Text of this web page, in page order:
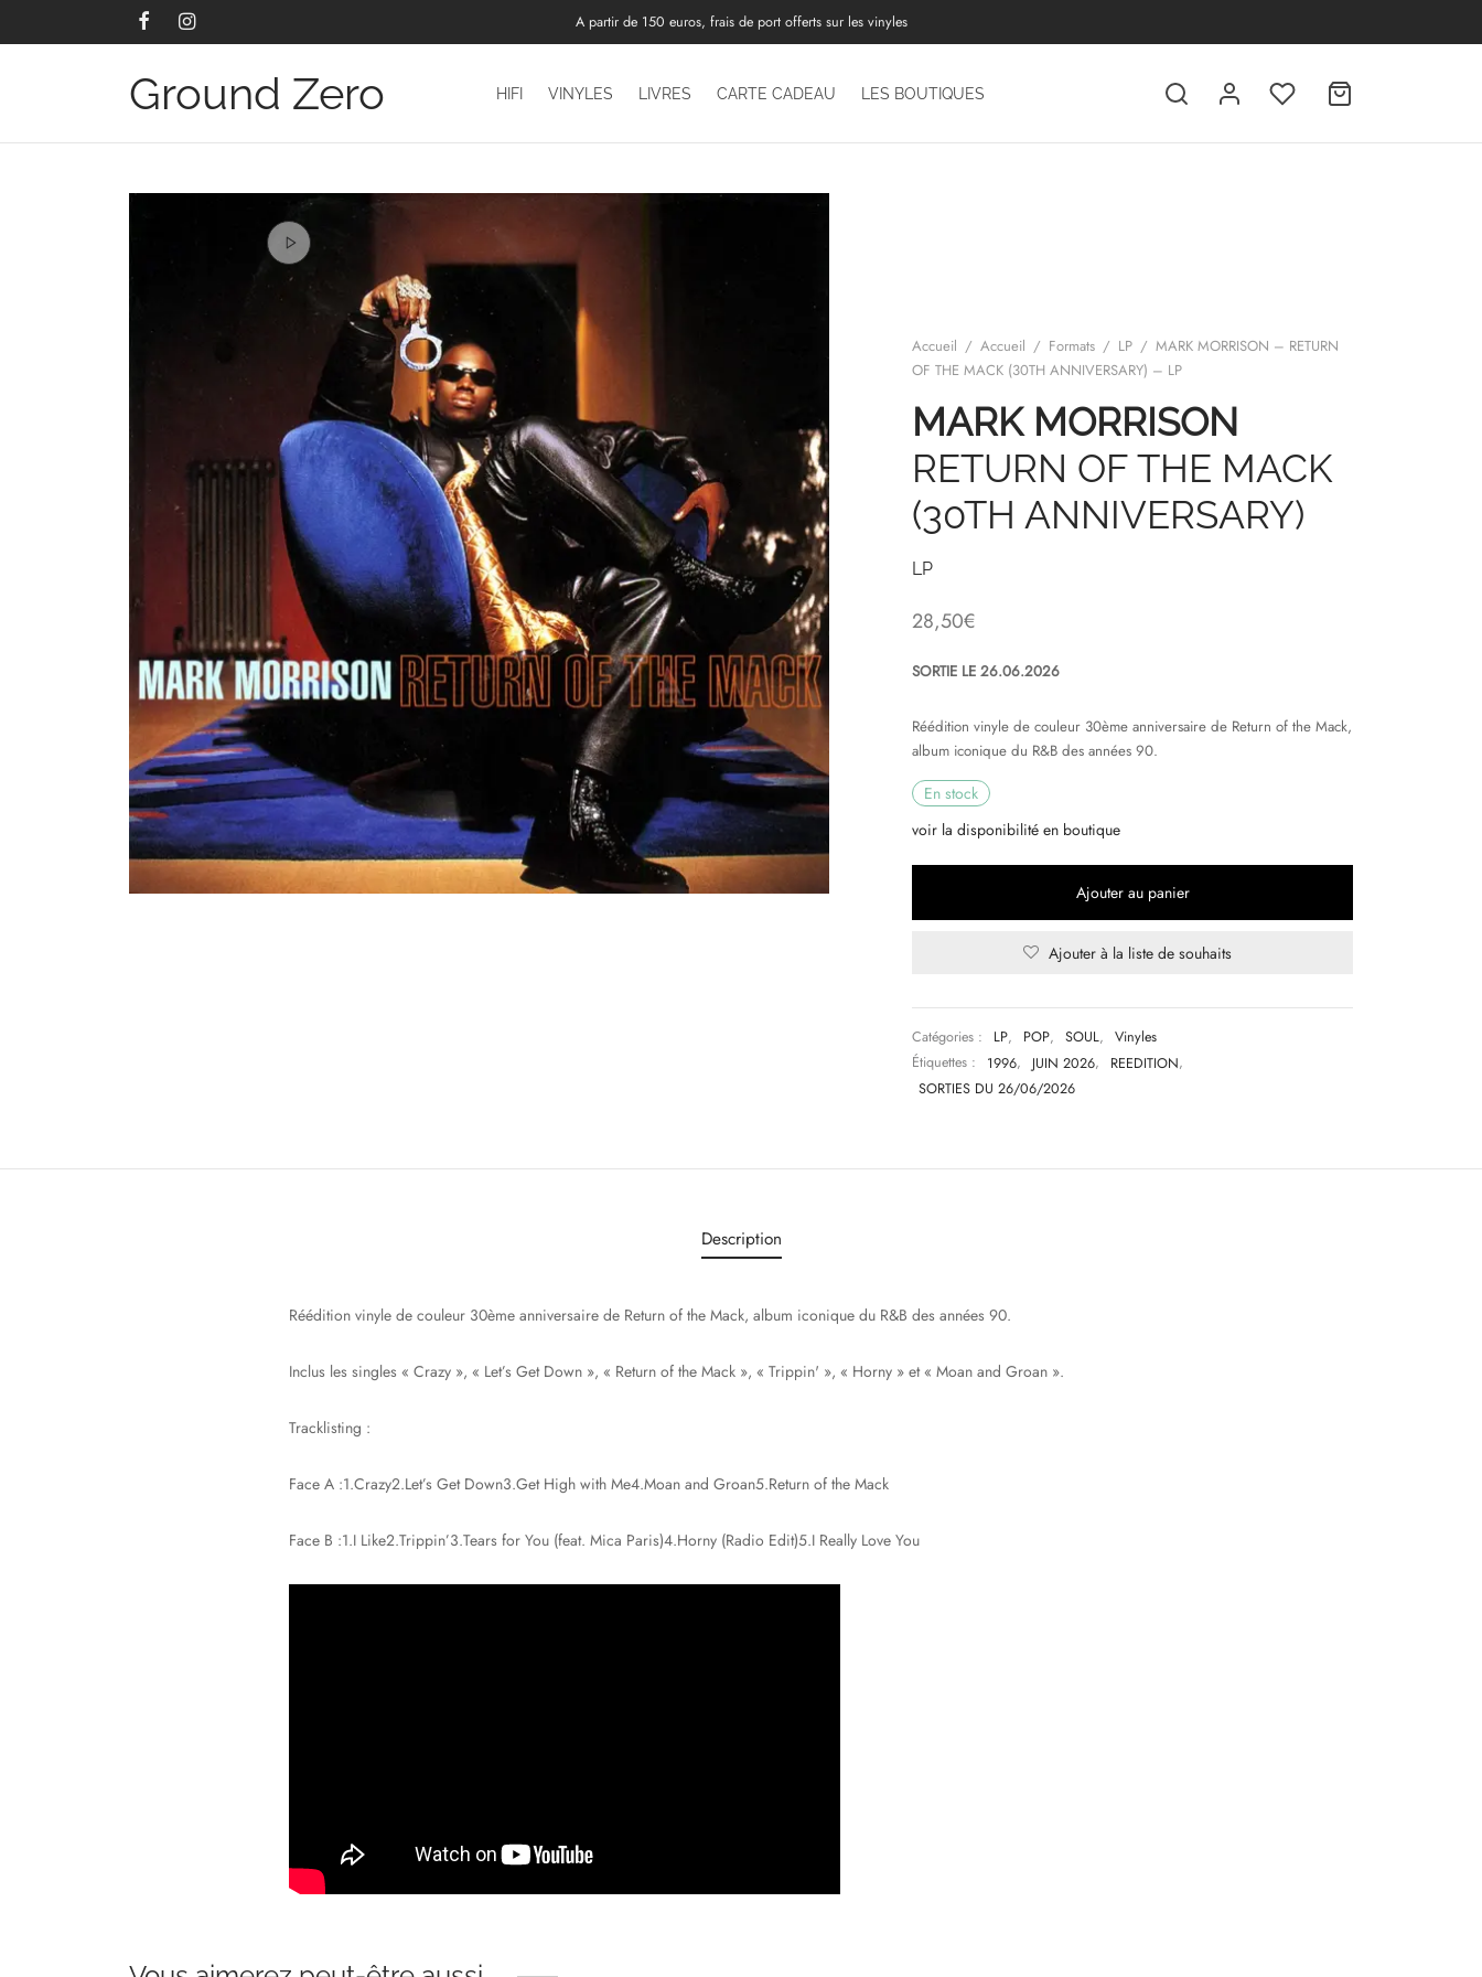
A partir de 150 euros, frais de port offerts sur les vinyles
Ground Zero HIFI VINYLES LIVRES CARTE CADEAU LES BOUTIQUES
Accueil / Accueil / Formats / LP / MARK MORRISON – RETURN
OF THE MACK (30TH ANNIVERSARY) – LP
MARK MORRISON
RETURN OF THE MACK
(30TH ANNIVERSARY)
LP
28,50€
SORTIE LE 26.06.2026
Réédition vinyle de couleur 30ème anniversaire de Return of the Mack,
album iconique du R&B des années 90.
En stock
voir la disponibilité en boutique
Ajouter au panier
Ajouter à la liste de souhaits
Catégories : LP, POP, SOUL,
Vinyles
Étiquettes :
1996, JUIN 2026, REEDITION,
SORTIES DU 26/06/2026
Description
Réédition vinyle de couleur 30ème anniversaire de Return of the Mack, album iconique du R&B des années 90.
Inclus les singles « Crazy », « Let’s Get Down », « Return of the Mack », « Trippin' », « Horny » et « Moan and Groan ».
Tracklisting :
Face A :1.Crazy2.Let’s Get Down3.Get High with Me4.Moan and Groan5.Return of the Mack
Face B :1.I Like2.Trippin’3.Tears for You (feat. Mica Paris)4.Horny (Radio Edit)5.I Really Love You